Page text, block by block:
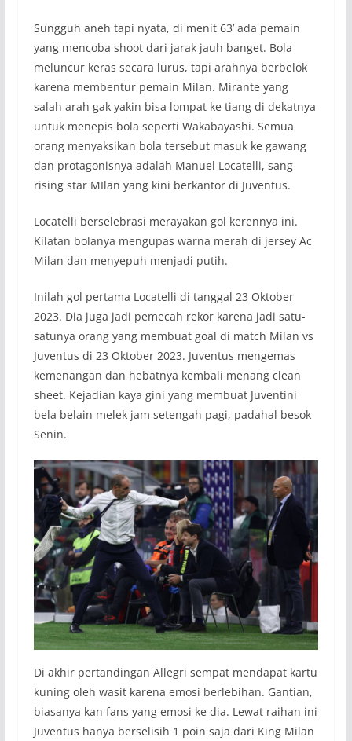
Sungguh aneh tapi nyata, di menit 63’ ada pemain
yang mencoba shoot dari jarak jauh banget. Bola
meluncur keras secara lurus, tapi arahnya berbelok
karena membentur pemain Milan. Mirante yang
salah arah gak yakin bisa lompat ke tiang di dekatnya
untuk menepis bola seperti Wakabayashi. Semua
orang menyaksikan bola tersebut masuk ke gawang
dan protagonisnya adalah Manuel Locatelli, sang
rising star MIlan yang kini berkantor di Juventus.
Locatelli berselebrasi merayakan gol kerennya ini.
Kilatan bolanya mengupas warna merah di jersey Ac
Milan dan menyepuh menjadi putih.
Inilah gol pertama Locatelli di tanggal 23 Oktober
2023. Dia juga jadi pemecah rekor karena jadi satu-
satunya orang yang membuat goal di match Milan vs
Juventus di 23 Oktober 2023. Juventus mengemas
kemenangan dan hebatnya kembali menang clean
sheet. Kejadian kaya gini yang membuat Juventini
bela belain melek jam setengah pagi, padahal besok
Senin.
Di akhir pertandingan Allegri sempat mendapat kartu
kuning oleh wasit karena emosi berlebihan. Gantian,
biasanya kan fans yang emosi ke dia. Lewat raihan ini
Juventus hanya berselisih 1 poin saja dari King Milan